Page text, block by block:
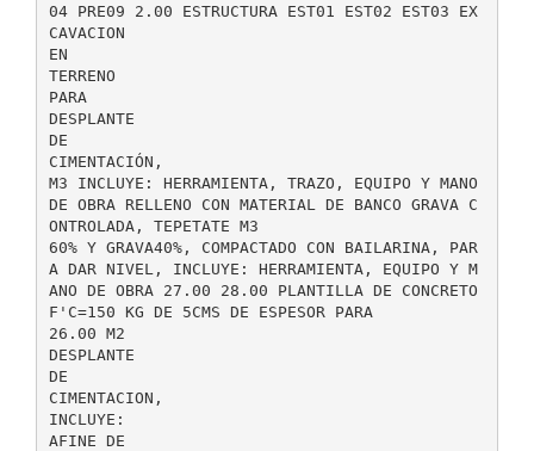
04 PRE09 2.00 ESTRUCTURA EST01 EST02 EST03 EX
CAVACION
EN
TERRENO
PARA
DESPLANTE
DE
CIMENTACIÓN,
M3 INCLUYE: HERRAMIENTA, TRAZO, EQUIPO Y MANO
DE OBRA RELLENO CON MATERIAL DE BANCO GRAVA C
ONTROLADA, TEPETATE M3
60% Y GRAVA40%, COMPACTADO CON BAILARINA, PAR
A DAR NIVEL, INCLUYE: HERRAMIENTA, EQUIPO Y M
ANO DE OBRA 27.00 28.00 PLANTILLA DE CONCRETO
F'C=150 KG DE 5CMS DE ESPESOR PARA
26.00 M2
DESPLANTE
DE
CIMENTACION,
INCLUYE:
AFINE DE